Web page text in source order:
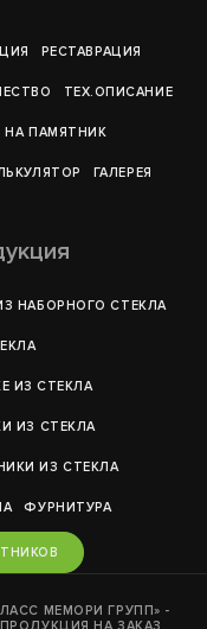
РЕСТАВРАЦИЯ
ТЕХ.ОПИСАНИЕ
НА ПАМЯТНИК
ГАЛЕРEЯ
НАБОРНОГО СТЕКЛА
ИЗ СТЕКЛА
ИЗ СТЕКЛА
ИЗ СТЕКЛА
ФУРНИТУРА
МЕМОРИ ГРУПП» -